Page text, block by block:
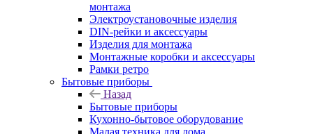
монтажа
Электроустановочные изделия
DIN-рейки и аксессуары
Изделия для монтажа
Монтажные коробки и аксессуары
Рамки ретро
Бытовые приборы
Назад
Бытовые приборы
Кухонно-бытовое оборудование
Малая техника для дома